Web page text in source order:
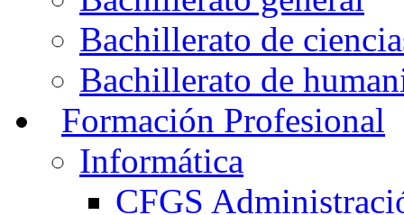
Bachillerato de
Bachillerato de
Formación Profesional
Informática
CFGS